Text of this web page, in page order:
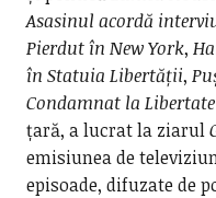
Asasinul acordă
Pierdutîn New York,
în Statuia Libertății,
Condamnat la Libertate
țară, a lucrat la ziarul
emisiunea de
episoade, difuzate de